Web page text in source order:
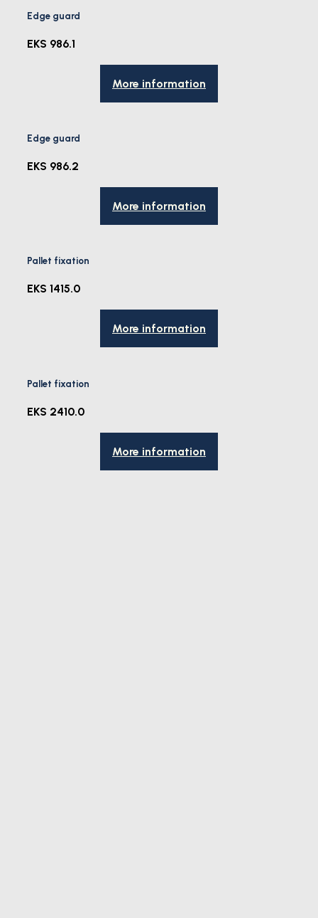
Edge guard
EKS 986.1
More information
Edge guard
EKS 986.2
More information
Pallet fixation
EKS 1415.0
More information
Pallet fixation
EKS 2410.0
More information